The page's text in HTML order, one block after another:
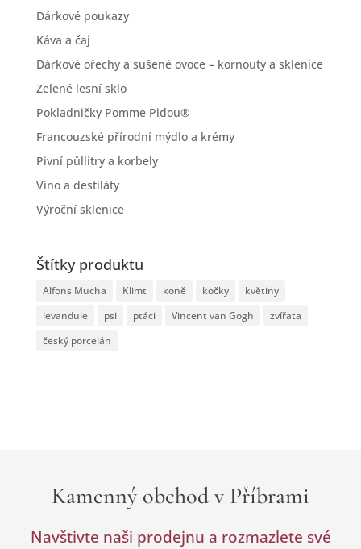
Dárkové poukazy
Káva a čaj
Dárkové ořechy a sušené ovoce – kornouty a sklenice
Zelené lesní sklo
Pokladničky Pomme Pidou®
Francouzské přírodní mýdlo a krémy
Pivní půllitry a korbely
Víno a destiláty
Výroční sklenice
Štítky produktu
Alfons Mucha Klimt koně kočky
květiny
levandule
psi ptáci Vincent van Gogh
zvířata
český porcelán
Kamenný obchod v Příbrami
Navštivte naši prodejnu a rozmazlete své